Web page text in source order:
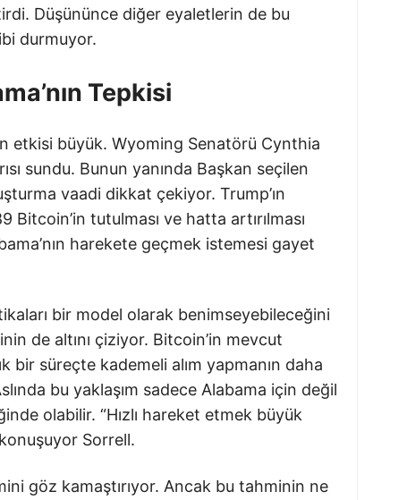
Düşününce diğer eyaletlerin de bu
durmuyor.
Tepkisi
etkisi büyük. Wyoming Senatörü Cynthia
sundu. Bunun yanında Başkan seçilen
vaadi dikkat çekiyor. Trump’ın
tutulması ve hatta artırılması
harekete geçmek istemesi gayet
bir model olarak benimseyebileceğini
de altını çiziyor. Bitcoin’in mevcut
bir süreçte kademeli alım yapmanın daha
bu yaklaşım sadece Alabama için değil
olabilir. “Hızlı hareket etmek büyük
Sorrell.
göz kamaştırıyor. Ancak bu tahminin ne